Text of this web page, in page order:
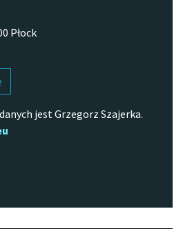
Płock
jest Grzegorz Szajerka.